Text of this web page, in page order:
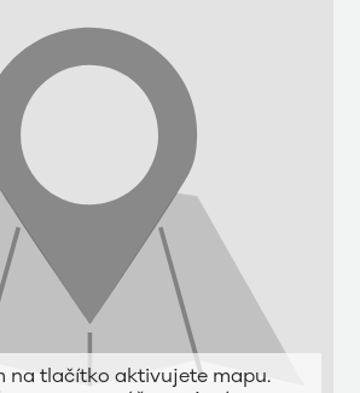
na tlačítko aktivujete mapu.